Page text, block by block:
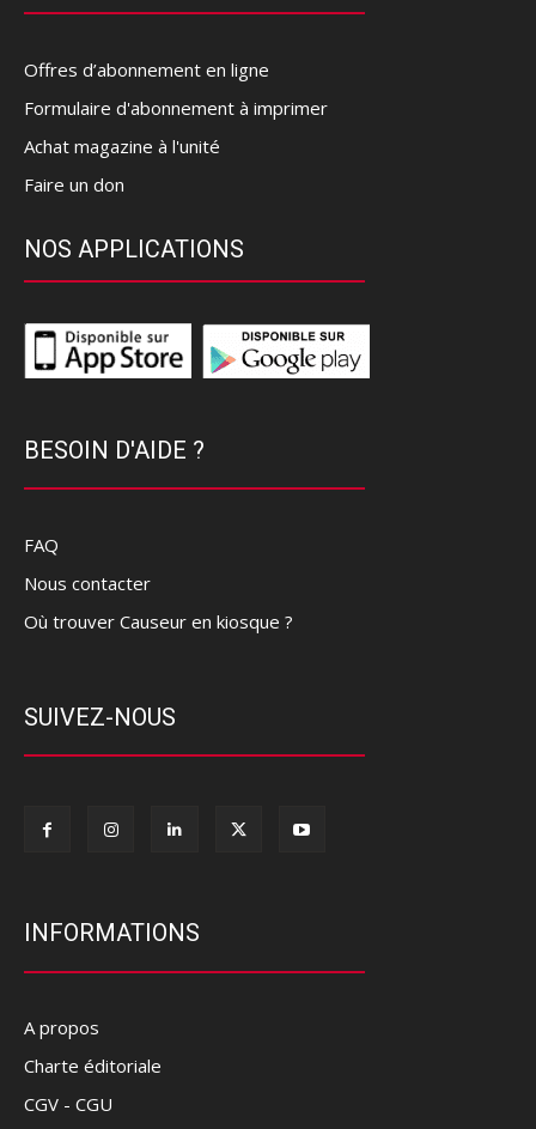
Offres d’abonnement en ligne
Formulaire d'abonnement à imprimer
Achat magazine à l'unité
Faire un don
NOS APPLICATIONS
BESOIN D'AIDE ?
FAQ
Nous contacter
Où trouver Causeur en kiosque ?
SUIVEZ-NOUS
INFORMATIONS
A propos
Charte éditoriale
CGV - CGU